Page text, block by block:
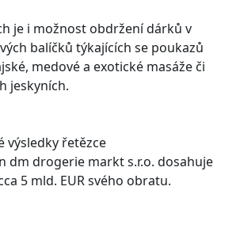
je i možnost obdržení dárků v
balíčků týkajících se poukazů
medové a exotické masáže či
jeskyních.
výsledky řetězce
dm drogerie markt s.r.o. dosahuje
5 mld. EUR svého obratu.